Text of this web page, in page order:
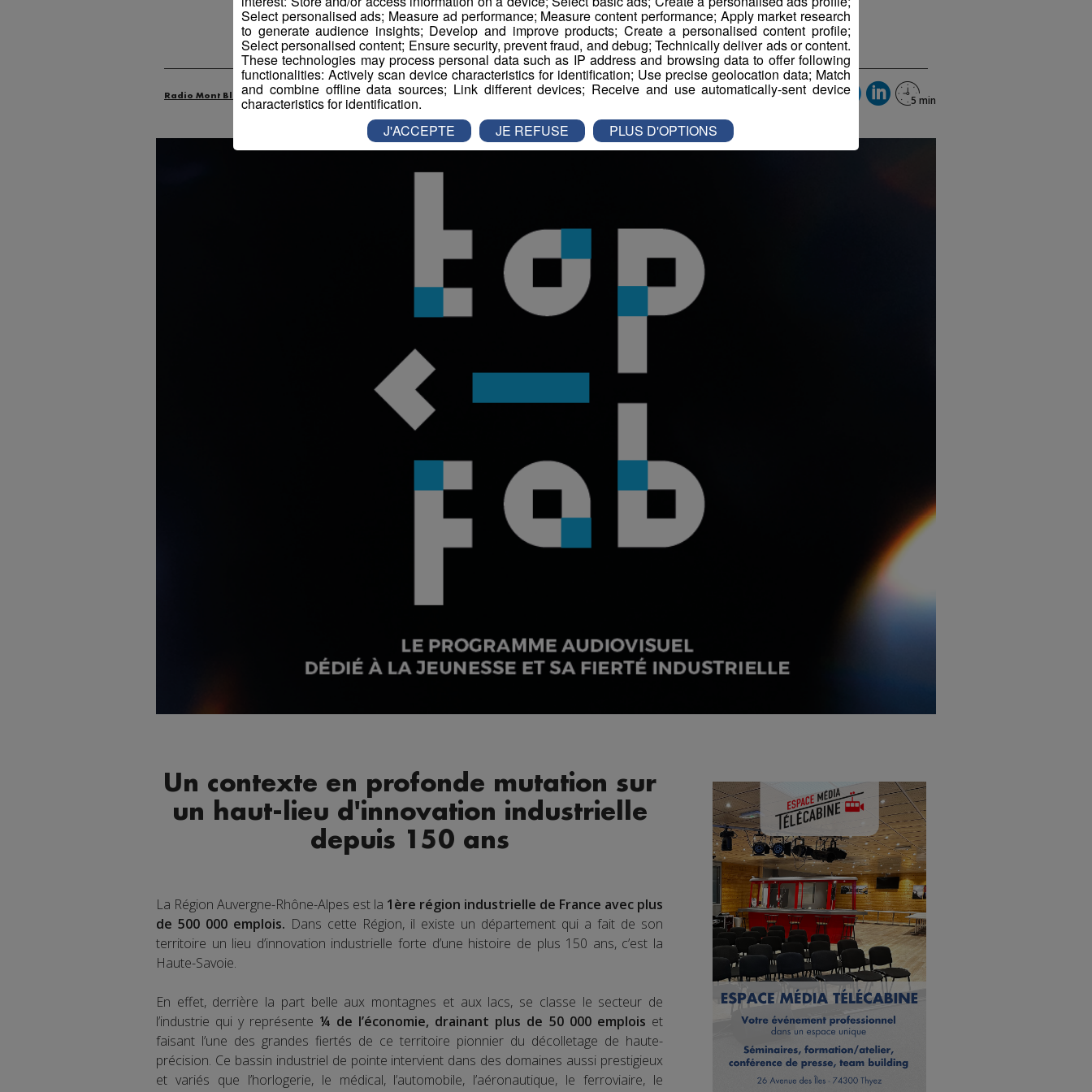
-3 septembre 2025 à 16h20-Mis à jour le 3 septembre 2025 à 16h20
Radio Mont Blanc Actus Industrie
Un contexte en profonde mutation sur
un haut-lieu d'innovation industrielle
depuis 150 ans
La Région Auvergne-Rhône-Alpes est la 1ère région industrielle de France avec plus
de 500 000 emplois. Dans cette Région, il existe un département qui a fait de son
territoire un lieu d’innovation industrielle forte d’une histoire de plus 150 ans, c’est la
Haute-Savoie.
En effet, derrière la part belle aux montagnes et aux lacs, se classe le secteur de
l’industrie qui y représente ¼ de l’économie, drainant plus de 50 000 emplois et
faisant l’une des grandes fiertés de ce territoire pionnier du décolletage de haute-
précision. Ce bassin industriel de pointe intervient dans des domaines aussi prestigieux
et variés que l’horlogerie, le médical, l’automobile, l’aéronautique, le ferroviaire, le
Select personalised ads; Measure ad performance; Measure content performance; Apply market research
to generate audience insights; Develop and improve products; Create a personalised content profile;
Select personalised content; Ensure security, prevent fraud, and debug; Technically deliver ads or content.
These technologies may process personal data such as IP address and browsing data to offer following
functionalities: Actively scan device characteristics for identification; Use precise geolocation data; Match
and combine offline data sources; Link different devices; Receive and use automatically-sent device
characteristics for identification.
J'ACCEPTE JE REFUSE PLUS D'OPTIONS